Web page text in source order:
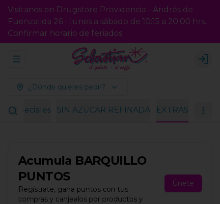
Visítanos en Drugstore Providencia - Andrés de
Fuenzalida 26 - lunes a sábado de 10:15 a 20:00 hrs.
Confirmar horario de feriados.
Abrir menu de navegación
¿Dónde quieres pedir?
especiales SIN AZÚCAR REFINADA EXTRAS
Acumula BARQUILLO
PUNTOS
Regístrate, gana puntos con tus
compras y canjealos por productos y
Únete